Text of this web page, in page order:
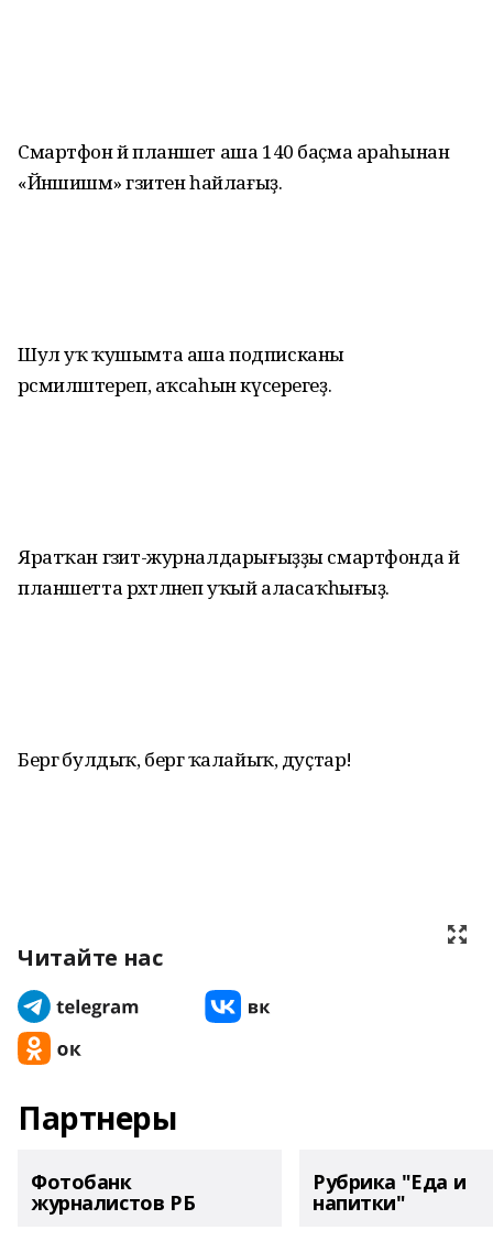
Смартфон йә планшет аша 140 баҫма араһынан
«Йәншишмә» гәзитен һайлағыҙ.
Шул уҡ ҡушымта аша подписканы
рәсмиләштереп, аҡсаһын күсерегеҙ.
Яратҡан гәзит-журналдарығыҙҙы смартфонда йә
планшетта рәхәтләнеп уҡый аласаҡһығыҙ.
Бергә булдыҡ, бергә ҡалайыҡ, дуҫтар!
Читайте нас
Партнеры
Фотобанк
журналистов РБ
Рубрика "Еда и
напитки"